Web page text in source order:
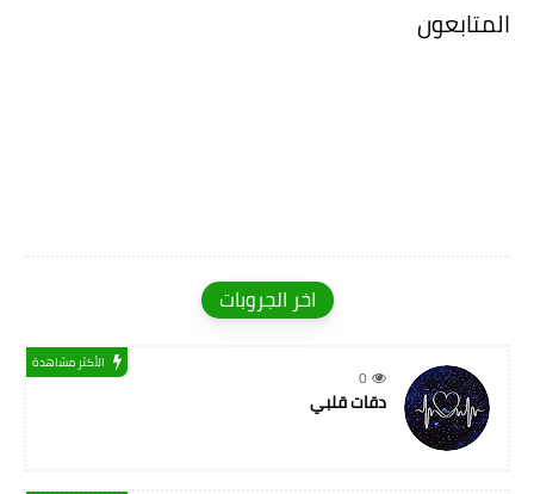
المتابعون
اخر الجروبات
0
الأكثر مشاهدة
دقات قلبي